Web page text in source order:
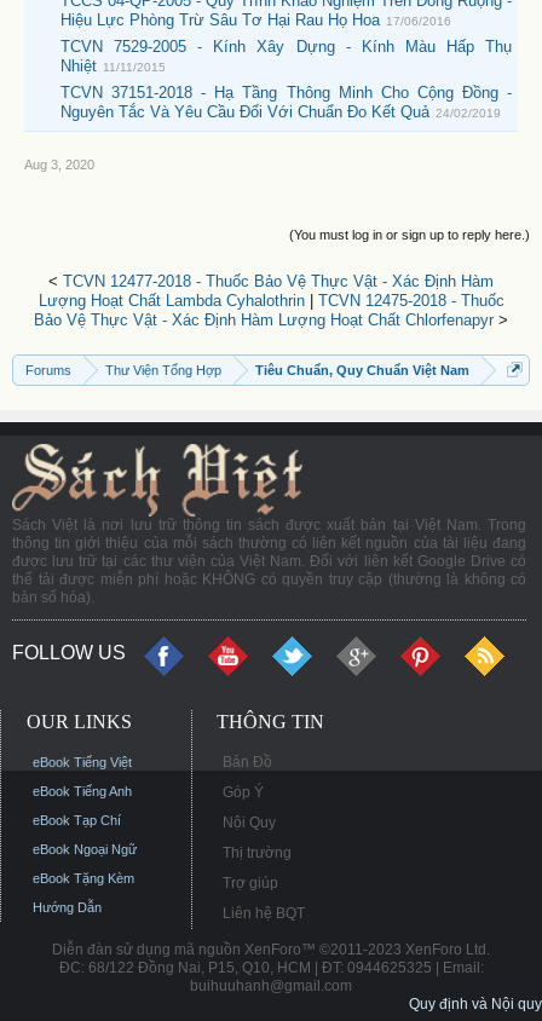
Hiệu Lực Phòng Trừ Sâu Tơ Hại Rau Họ Hoa 17/06/2016
TCVN 7529-2005 - Kính Xây Dựng - Kính Màu Hấp Thụ
Nhiệt 11/11/2015
TCVN 37151-2018 - Hạ Tầng Thông Minh Cho Cộng Đồng -
Nguyên Tắc Và Yêu Cầu Đối Với Chuẩn Đo Kết Quả 24/02/2019
Aug 3, 2020
(You must log in or sign up to reply here.)
< TCVN 12477-2018 - Thuốc Bảo Vệ Thực Vật - Xác Định Hàm
Lượng Hoạt Chất Lambda Cyhalothrin| TCVN 12475-2018 - Thuốc
Bảo Vệ Thực Vật - Xác Định Hàm Lượng Hoạt Chất Chlorfenapyr>
Forums Thư Viện Tổng Hợp Tiêu Chuẩn, Quy Chuẩn Việt Nam
Sách Việt là nơi lưu trữ thông tin sách được xuất bản tại Việt Nam. Trong
thông tin giới thiệu của mỗi sách thường có liên kết nguồn của tài liệu đang
được lưu trữ tại các thư viện của Việt Nam. Đối với liên kết Google Drive có
thể tải được miễn phí hoặc KHÔNG có quyền truy cập (thường là không có
bản số hóa).
FOLLOW US
OUR LINKS
eBook Tiếng Việt
eBook Tiếng Anh
eBook Tạp Chí
eBook Ngoại Ngữ
eBook Tặng Kèm
Hướng Dẫn
THÔNG TIN
Bản Đồ
Góp Ý
Nội Quy
Thị trường
Trợ giúp
Liên hệ BQT
Diễn đàn sử dụng mã nguồn XenForo™ ©2011-2023 XenForo Ltd.
ĐC: 68/122 Đồng Nai, P15, Q10, HCM | ĐT: 0944625325 | Email:
buihuuhanh@gmail.com
Quy định và Nội quy